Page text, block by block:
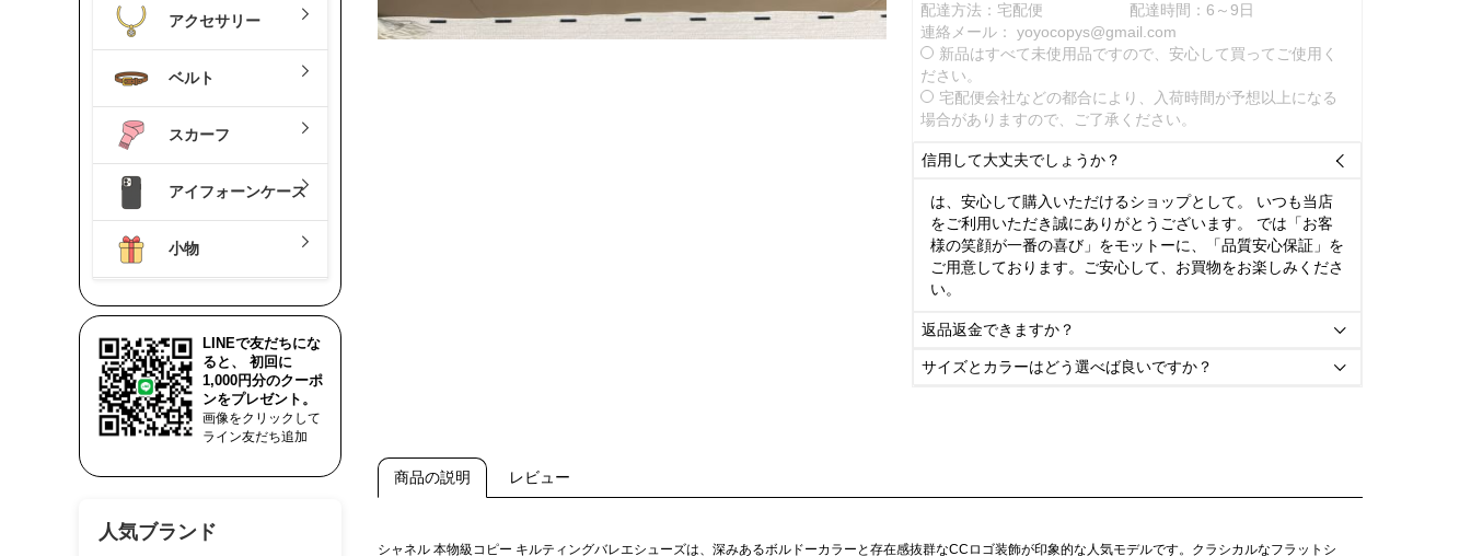
アクセサリー
ベルト
スカーフ
アイフォーンケース
小物
LINEで友だちにな
ると、 初回に
1,000円分のクーポ
ンをプレゼント。
画像をクリックして
ライン友だち追加
人気ブランド
配達方法：宅配便
配達時間：6～9日
連絡メール： yoyocopys@gmail.com
新品はすべて未使用品ですので、安心して買ってご使用く
ださい。
宅配便会社などの都合により、入荷時間が予想以上になる
場合がありますので、ご了承ください。
信用して大丈夫でしょうか？ 
は、安心して購入いただけるショップとして。 いつも当店
をご利用いただき誠にありがとうございます。 では「お客
様の笑顔が一番の喜び」をモットーに、「品質安心保証」を
ご用意しております。ご安心して、お買物をお楽しみくださ
い。
返品返金できますか？ 
サイズとカラーはどう選べば良いですか？ 
商品の説明 レビュー
シャネル 本物級コピー キルティングバレエシューズは、深みあるボルドーカラーと存在感抜群なCCロゴ装飾が印象的な人気モデルです。クラシカルなフラットシ